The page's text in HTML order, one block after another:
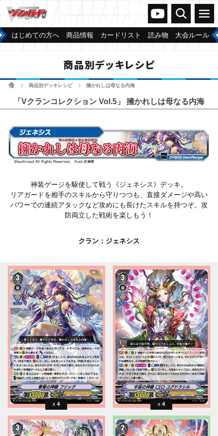
ヴァンガードch
検索 メニュー
はじめての方へ 商品情報 カードリスト 読み物 大会ルール
商品別デッキレシピ
ホーム商品別デッキレシピ 擁かれしは母なる内海
「Vクランコレクション Vol.5」 擁かれしは母なる内海
神装ゲージを駆使して戦う《ジェネシス》デッキ。
リアガードを相手のスキルから守りつつも、直接ダメージや高い
パワーでの連続アタックなど攻めにも長けたスキルを持つぞ。攻
防両立した戦術を楽しもう！
クラン：ジェネシス
4 4